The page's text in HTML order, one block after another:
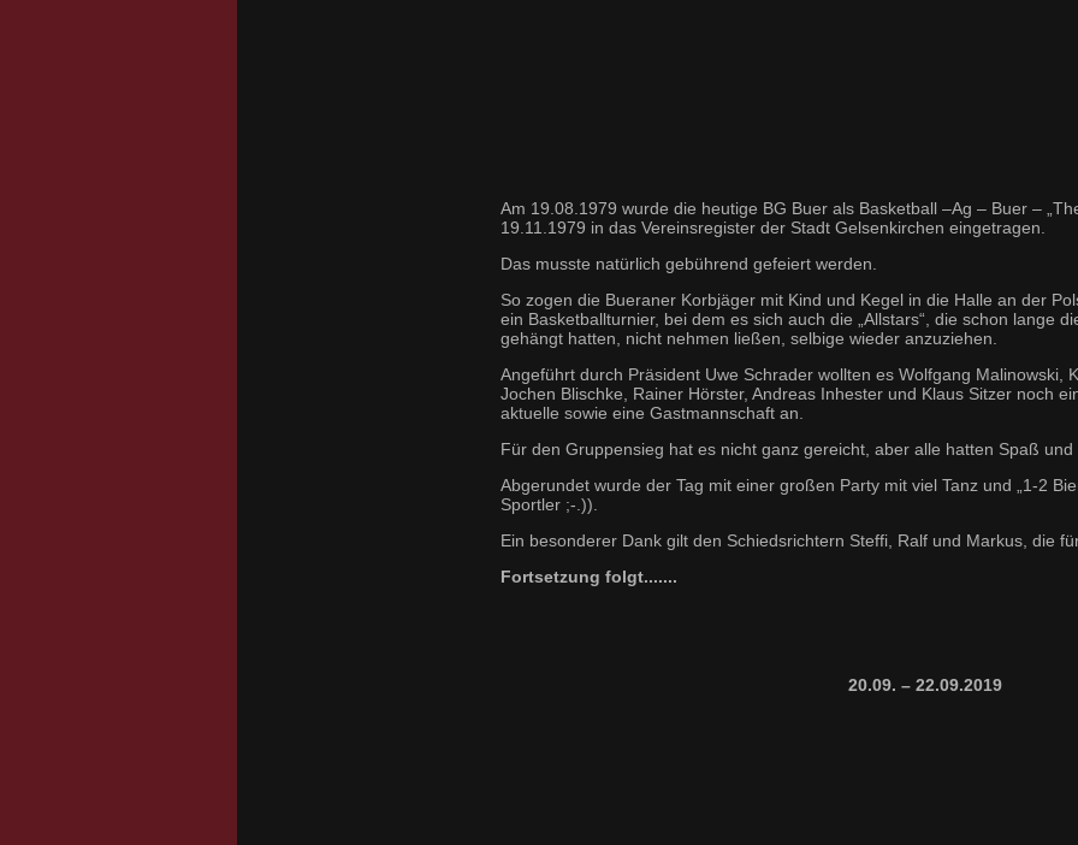
Am 19.08.1979 wurde die heutige BG Buer als Basketball –Ag – Buer –
19.11.1979 in das Vereinsregister der Stadt Gelsenkirchen eingetragen.
Das musste natürlich gebührend gefeiert werden.
So zogen die Bueraner Korbjäger mit Kind und Kegel in die Halle an der
ein Basketballturnier, bei dem es sich auch die „Allstars“, die schon lange
gehängt hatten, nicht nehmen ließen, selbige wieder anzuziehen.
Angeführt durch Präsident Uwe Schrader wollten es Wolfgang Malinowski,
Jochen Blischke, Rainer Hörster, Andreas Inhester und Klaus Sitzer noch
aktuelle sowie eine Gastmannschaft an.
Für den Gruppensieg hat es nicht ganz gereicht, aber alle hatten Spaß
Abgerundet wurde der Tag mit einer großen Party mit viel Tanz und „1-2
Sportler ;-.)).
Ein besonderer Dank gilt den Schiedsrichtern Steffi, Ralf und Markus, die
Fortsetzung folgt.......
20.09. – 22.09.2019